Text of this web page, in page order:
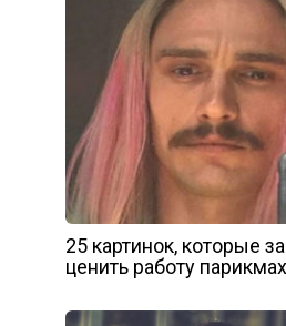
25 картинок, которые
ценить работу